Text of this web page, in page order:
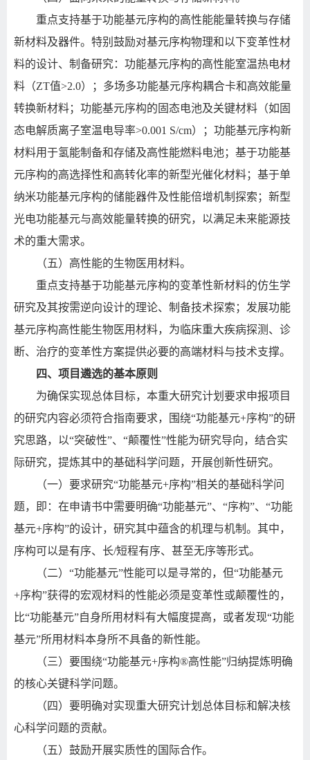
重点支持基于功能基元序构的高性能能量转换与存储
新材料及器件。特别鼓励对基元序构物理和以下变革性材
料的设计、制备研究：功能基元序构的高性能室温热电材
料（ZT值>2.0）；多场多功能基元序构耦合卡和高效能量
转换新材料；功能基元序构的固态电池及关键材料（如固
态电解质离子室温电导率>0.001 S/cm）；功能基元序构新
材料用于氢能制备和存储及高性能燃料电池；基于功能基
元序构的高选择性和高转化率的新型光催化材料；基于单
纳米功能基元序构的储能器件及性能倍增机制探索；新型
光电功能基元与高效能量转换的研究，以满足未来能源技
术的重大需求。
（五）高性能的生物医用材料。
重点支持基于功能基元序构的变革性新材料的仿生学
研究及其按需逆向设计的理论、制备技术探索；发展功能
基元序构高性能生物医用材料，为临床重大疾病探测、诊
断、治疗的变革性方案提供必要的高端材料与技术支撑。
四、项目遴选的基本原则
为确保实现总体目标，本重大研究计划要求申报项目
的研究内容必须符合指南要求，围绕“功能基元+序构”的研
究思路，以“突破性”、 “颠覆性”性能为研究导向，结合实
际研究，提炼其中的基础科学问题，开展创新性研究。
（一）要求研究“功能基元+序构”相关的基础科学问
题，即：在申请书中需要明确“功能基元”、 “序构”、 “功能
基元+序构”的设计，研究其中蕴含的机理与机制。其中，
序构可以是有序、长/短程有序、甚至无序等形式。
（二） “功能基元”性能可以是寻常的，但“功能基元
+序构”获得的宏观材料的性能必须是变革性或颠覆性的，
比“功能基元”自身所用材料有大幅度提高，或者发现“功能
基元”所用材料本身所不具备的新性能。
（三）要围绕“功能基元+序构®高性能”归纳提炼明确
的核心关键科学问题。
（四）要明确对实现重大研究计划总体目标和解决核
心科学问题的贡献。
（五）鼓励开展实质性的国际合作。